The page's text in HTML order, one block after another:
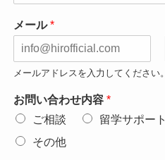
メール*
ー
ア
ド
レ
ス
メールアドレスを入力してください。
お問い合わせ内容 *
ご相談
留学サポート
その他